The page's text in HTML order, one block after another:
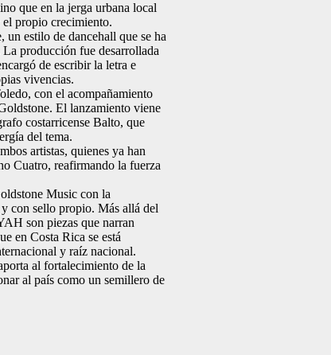
que en la jerga urbana local
el propio crecimiento.
un estilo de dancehall que se ha
producción fue desarrollada
de escribir la letra e
vivencias.
con el acompañamiento
El lanzamiento viene
costarricense Balto, que
del tema.
artistas, quienes ya han
Cuatro, reafirmando la fuerza
Music con la
con sello propio. Más allá del
son piezas que narran
en Costa Rica se está
y raíz nacional.
al fortalecimiento de la
al país como un semillero de